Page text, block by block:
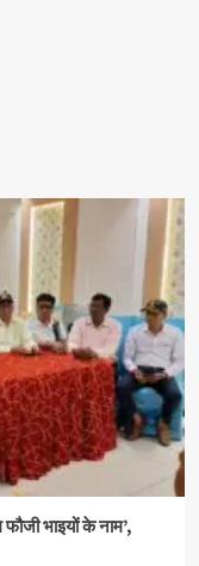
भाइयों के नाम’,